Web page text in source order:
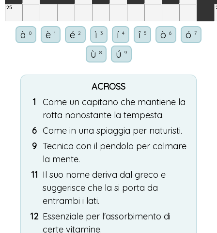
25
à 0 è 1 é 2 ì 3 í 4 î 5 ò 6 ó 7
ù 8 ú 9
ACROSS
1
Come un capitano che mantiene la
rotta nonostante la tempesta.
6 Come in una spiaggia per naturisti.
9 Tecnica con il pendolo per calmare
la mente.
11 Il suo nome deriva dal greco e
suggerisce che la si porta da
entrambi i lati.
12 Essenziale per l'assorbimento di
certe vitamine.